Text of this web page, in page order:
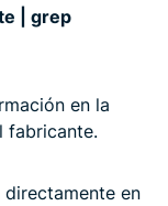
| grep
en la
fabricante.
en